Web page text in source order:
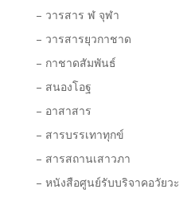
– วารสาร ฬ จุฬา
– วารสารยุวกาชาด
– กาชาดสัมพันธ์
– สนองโอฐ
– อาสาสาร
– สารบรรเทาทุกข์
– สารสถานเสาวภา
– หนังสือศูนย์รับบริจาคอวัยวะ